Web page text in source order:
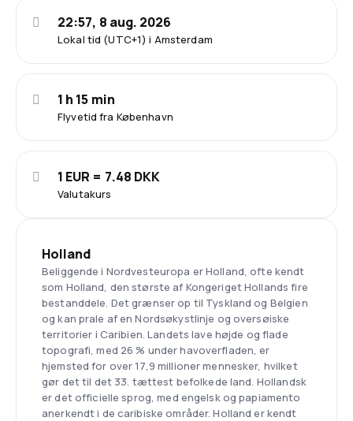
Lokal tid (UTC+1) i Amsterdam
22:57, 8 aug. 2026
Flyvetid fra København
1 h 15 min
Valutakurs
1 EUR = 7.48 DKK
Holland
Beliggende i Nordvesteuropa er Holland, ofte kendt
som Holland, den største af Kongeriget Hollands fire
bestanddele. Det grænser op til Tyskland og Belgien
og kan prale af en Nordsøkystlinje og oversøiske
territorier i Caribien. Landets lave højde og flade
topografi, med 26 % under havoverfladen, er
hjemsted for over 17,9 millioner mennesker, hvilket
gør det til det 33. tættest befolkede land. Hollandsk
er det officielle sprog, med engelsk og papiamento
anerkendt i de caribiske områder. Holland er kendt